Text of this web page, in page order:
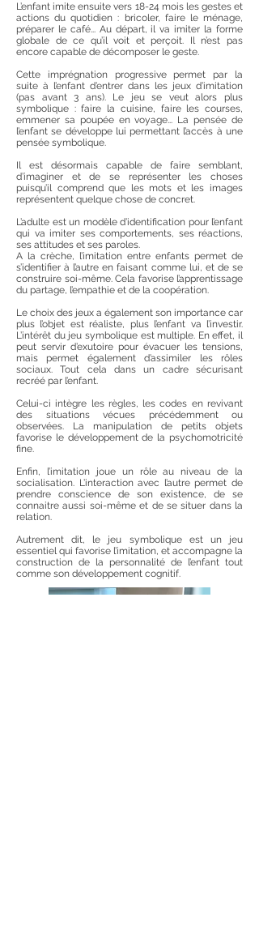
L’enfant imite ensuite vers 18-24 mois les gestes et
actions du quotidien : bricoler, faire le ménage,
préparer le café... Au départ, il va imiter la forme
globale de ce qu’il voit et perçoit. Il n’est pas
encore capable de décomposer le geste.
Cette imprégnation progressive permet par la
suite à l’enfant d’entrer dans les jeux d’imitation
(pas avant 3 ans). Le jeu se veut alors plus
symbolique : faire la cuisine, faire les courses,
emmener sa poupée en voyage... La pensée de
l’enfant se développe lui permettant l’accès à une
pensée symbolique.
Il est désormais capable de faire semblant,
d’imaginer et de se représenter les choses
puisqu’il comprend que les mots et les images
représentent quelque chose de concret.
L’adulte est un modèle d’identification pour l’enfant
qui va imiter ses comportements, ses réactions,
ses attitudes et ses paroles.
A la crèche, l’imitation entre enfants permet de
s’identifier à l’autre en faisant comme lui, et de se
construire soi-même. Cela favorise l’apprentissage
du partage, l’empathie et de la coopération.
Le choix des jeux a également son importance car
plus l’objet est réaliste, plus l’enfant va l’investir.
L’intérêt du jeu symbolique est multiple. En effet, il
peut servir d’exutoire pour évacuer les tensions,
mais permet également d’assimiler les rôles
sociaux. Tout cela dans un cadre sécurisant
recréé par l’enfant.
Celui-ci intègre les règles, les codes en revivant
des situations vécues précédemment ou
observées. La manipulation de petits objets
favorise le développement de la psychomotricité
fine.
Enfin, l’imitation joue un rôle au niveau de la
socialisation. L’interaction avec l’autre permet de
prendre conscience de son existence, de se
connaitre aussi soi-même et de se situer dans la
relation.
Autrement dit, le jeu symbolique est un jeu
essentiel qui favorise l’imitation, et accompagne la
construction de la personnalité de l’enfant tout
comme son développement cognitif.